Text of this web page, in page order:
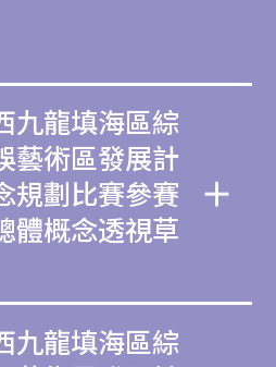
九龍填海區綜
藝術區發展計
規劃比賽參賽
體概念透視草
九龍填海區綜